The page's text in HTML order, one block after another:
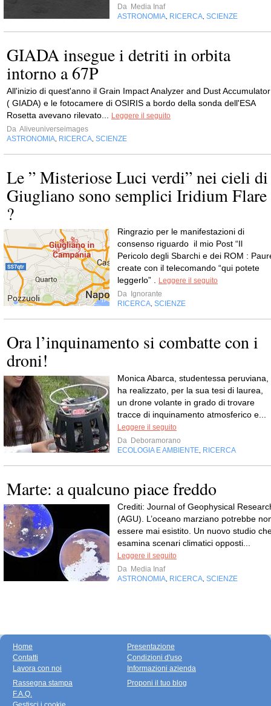
Da Media Inaf
ASTRONOMIA, RICERCA, SCIENZE
GIADA insegue i detriti in orbita
intorno a 67P
All'inizio di quest'anno il Grain Impact Analyzer and Dust Accumulator
( GIADA) e le fotocamere di OSIRIS a bordo della sonda dell'ESA
Rosetta avevano rilevato... Leggere il seguito
Da Aliveuniverseimages
ASTRONOMIA, RICERCA, SCIENZE
Le ” Misteriose Luci verdi” nei cieli di
Giugliano sono semplici Iridium Flare
?
Ringrazio per le manifestazioni di
consenso riguardo il mio Post “Il
Pericolo degli Sbarchi e dei ROM :
create con il telecomando “qui potete
leggerlo” . Leggere il seguito
Da
Ignorante
RICERCA, SCIENZE
Ora l’inquinamento si combatte con i
droni!
Monica Abarca, studentessa peruviana,
ha realizzato, per la sua tesi di laurea,
un drone volante in grado di trovare
tracce di inquinamento atmosferico e...
Leggere il seguito
Da Deboramorano
ECOLOGIA E AMBIENTE, RICERCA
Marte: a qualcuno piace freddo
Crediti: Journal of Geophysical
(AGU). L’oceano marziano potrebbe
essere mai esistito. Un nuovo studio
esamina scenari climatici opposti...
Leggere il seguito
Da Media Inaf
ASTRONOMIA, RICERCA, SCIENZE
Home
Contatti
Lavora con noi
Presentazione
Condizioni d'uso
Informazioni azienda
Rassegna stampa
F.A.Q.
Proponi il tuo blog